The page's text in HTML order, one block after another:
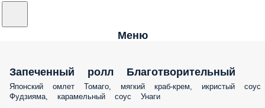
Меню
Запеченный ролл Благотворительный
Японский омлет Томаго, мягкий краб-крем, икристый соус Фудзияма,
карамельный соус Унаги